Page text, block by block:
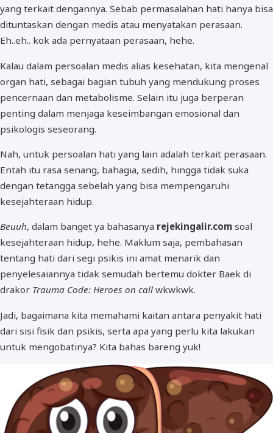
yang terkait dengannya. Sebab permasalahan hati hanya bisa
dituntaskan dengan medis atau menyatakan perasaan.
Eh..eh.. kok ada pernyataan perasaan, hehe.
Kalau dalam persoalan medis alias kesehatan, kita mengenal
organ hati, sebagai bagian tubuh yang mendukung proses
pencernaan dan metabolisme. Selain itu juga berperan
penting dalam menjaga keseimbangan emosional dan
psikologis seseorang.
Nah, untuk persoalan hati yang lain adalah terkait perasaan.
Entah itu rasa senang, bahagia, sedih, hingga tidak suka
dengan tetangga sebelah yang bisa mempengaruhi
kesejahteraan hidup.
Beuuh, dalam banget ya bahasanya rejekingalir.com soal
kesejahteraan hidup, hehe. Maklum saja, pembahasan
tentang hati dari segi psikis ini amat menarik dan
penyelesaiannya tidak semudah bertemu dokter Baek di
drakor Trauma Code: Heroes on call wkwkwk.
Jadi, bagaimana kita memahami kaitan antara penyakit hati
dari sisi fisik dan psikis, serta apa yang perlu kita lakukan
untuk mengobatinya? Kita bahas bareng yuk!